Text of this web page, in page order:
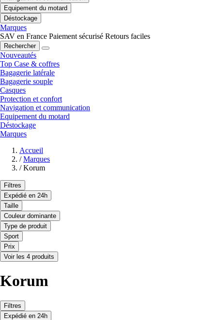
Equipement du motard
Déstockage
Marques
SAV en France Paiement sécurisé Retours faciles
Rechercher
Nouveautés
Top Case & coffres
Bagagerie latérale
Bagagerie souple
Casques
Protection et confort
Navigation et communication
Equipement du motard
Déstockage
Marques
Accueil
/ Marques
/ Korum
Filtres
Expédié en 24h
Taille
Couleur dominante
Type de produit
Sport
Prix
Voir les 4 produits
Korum
Filtres
Expédié en 24h